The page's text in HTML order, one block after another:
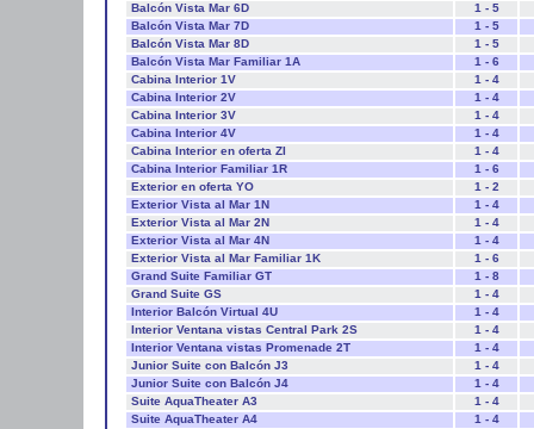
Balcón Vista Mar 6D
1 - 5
Balcón Vista Mar 7D
1 - 5
Balcón Vista Mar 8D
1 - 5
Balcón Vista Mar Familiar 1A
1 - 6
Cabina Interior 1V
1 - 4
Cabina Interior 2V
1 - 4
Cabina Interior 3V
1 - 4
Cabina Interior 4V
1 - 4
Cabina Interior en oferta ZI
1 - 4
Cabina Interior Familiar 1R
1 - 6
Exterior en oferta YO
1 - 2
Exterior Vista al Mar 1N
1 - 4
Exterior Vista al Mar 2N
1 - 4
Exterior Vista al Mar 4N
1 - 4
Exterior Vista al Mar Familiar 1K
1 - 6
Grand Suite Familiar GT
1 - 8
Grand Suite GS
1 - 4
Interior Balcón Virtual 4U
1 - 4
Interior Ventana vistas Central Park 2S
1 - 4
Interior Ventana vistas Promenade 2T
1 - 4
Junior Suite con Balcón J3
1 - 4
Junior Suite con Balcón J4
1 - 4
Suite AquaTheater A3
1 - 4
Suite AquaTheater A4
1 - 4